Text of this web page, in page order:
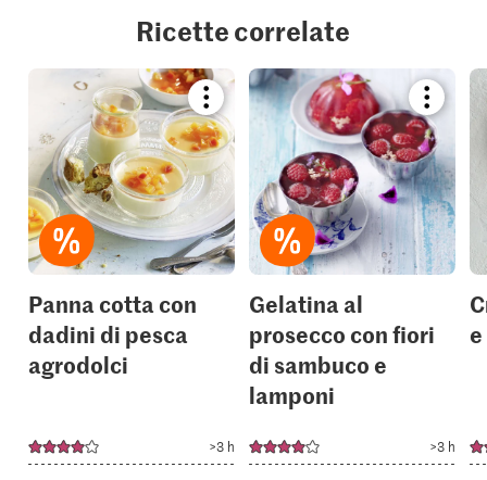
Ricette correlate
Bookmark
recipe
or
add
it
to
collections.
Panna cotta con
dadini di pesca
agrodolci
>3 h
recipe
or
add
it
to
your
Gelatina al
prosecco con fiori
di sambuco e
lamponi
>3 h